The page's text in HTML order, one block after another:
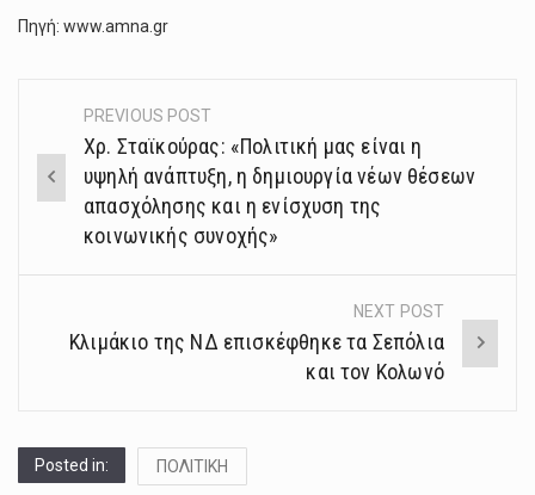
Πηγή: www.amna.gr
Post
navigation
PREVIOUS POST
Χρ. Σταϊκούρας: «Πολιτική μας είναι η
υψηλή ανάπτυξη, η δημιουργία νέων θέσεων
απασχόλησης και η ενίσχυση της
κοινωνικής συνοχής»
NEXT POST
Κλιμάκιο της ΝΔ επισκέφθηκε τα Σεπόλια
και τον Κολωνό
Posted in: ΠΟΛΙΤΙΚΗ